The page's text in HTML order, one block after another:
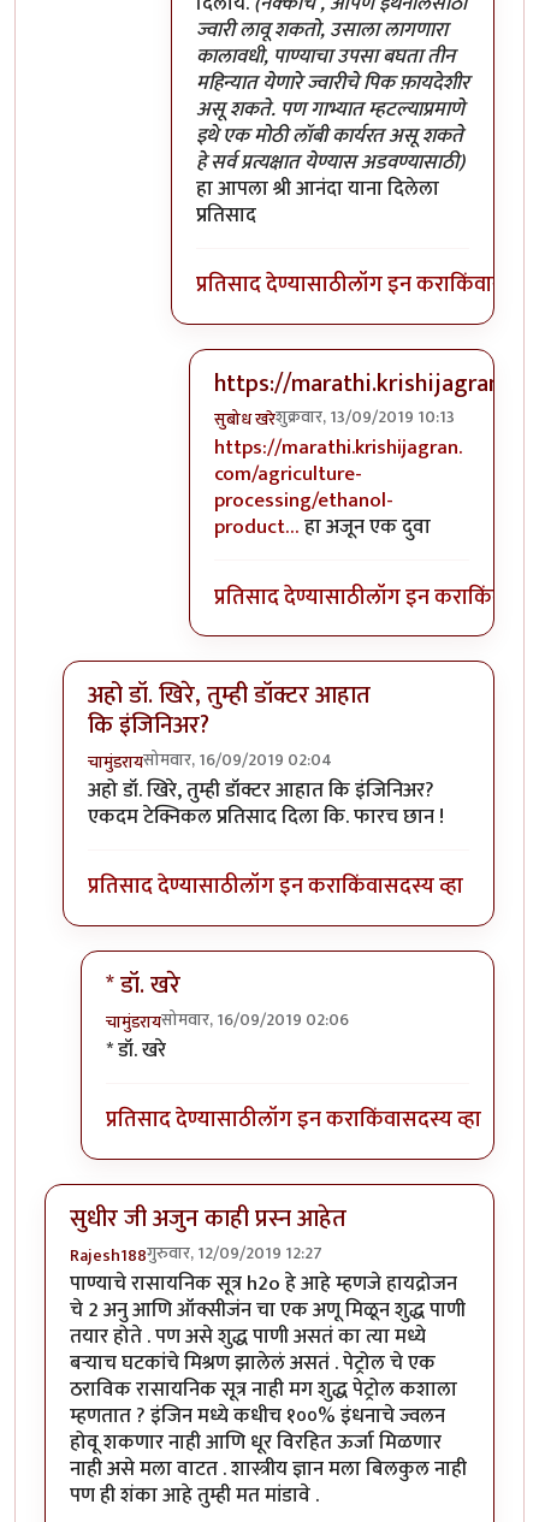
ज्वारी लावू शकतो, उसाला लागणारा
कालावधी, पाण्याचा उपसा बघता तीन
महिन्यात येणारे ज्वारीचे पिक फ़ायदेशीर
असू शकते. पण गाभ्यात म्हटल्याप्रमाणे
इथे एक मोठी लॉबी कार्यरत असू शकते
हे सर्व प्रत्यक्षात येण्यास अडवण्यासाठी)
हा आपला श्री आनंदा याना दिलेला
प्रतिसाद
प्रतिसाद देण्यासाठीलॉग इन कराकिंवा
https://marathi.krishijagran
सुबोध खरेशुक्रवार, 13/09/2019 10:13
In reply toमी कुठे पिकापासून ज्वारी
https://marathi.krishijagran.
com/agriculture-
processing/ethanol-
product…हा अजून एक दुवा
प्रतिसाद देण्यासाठीलॉग इन कराकिंवा
अहो डॉ. खिरे, तुम्ही डॉक्टर आहात
कि इंजिनिअर?
चामुंडरायसोमवार, 16/09/2019 02:04
In reply toयेथे चर्चा करणाऱ्या बहुसंख्यbyसुबोध खरे
अहो डॉ. खिरे, तुम्ही डॉक्टर आहात कि इंजिनिअर?
एकदम टेक्निकल प्रतिसाद दिला कि. फारच छान !
प्रतिसाद देण्यासाठीलॉग इन कराकिंवासदस्य व्हा
* डॉ. खरे
चामुंडरायसोमवार, 16/09/2019 02:06
In reply to
* डॉ. खरे
प्रतिसाद देण्यासाठीलॉग इन कराकिंवासदस्य व्हा
सुधीर जी अजुन काही प्रस्न आहेत
Rajesh188गुरुवार, 12/09/2019 12:27
पाण्याचे रासायनिक सूत्र h2o हे आहे म्हणजे हायद्रोजन
चे 2 अनु आणि ऑक्सीजंन चा एक अणू मिळून शुद्ध पाणी
तयार होते . पण असे शुद्ध पाणी असतं का त्या मध्ये
बऱ्याच घटकांचे मिश्रण झालेलं असतं . पेट्रोल चे एक
ठराविक रासायनिक सूत्र नाही मग शुद्ध पेट्रोल कशाला
म्हणतात ? इंजिन मध्ये कधीच १००% इंधनाचे ज्वलन
होवू शकणार नाही आणि धूर विरहित ऊर्जा मिळणार
नाही असे मला वाटत . शास्त्रीय ज्ञान मला बिलकुल नाही
पण ही शंका आहे तुम्ही मत मांडावे .